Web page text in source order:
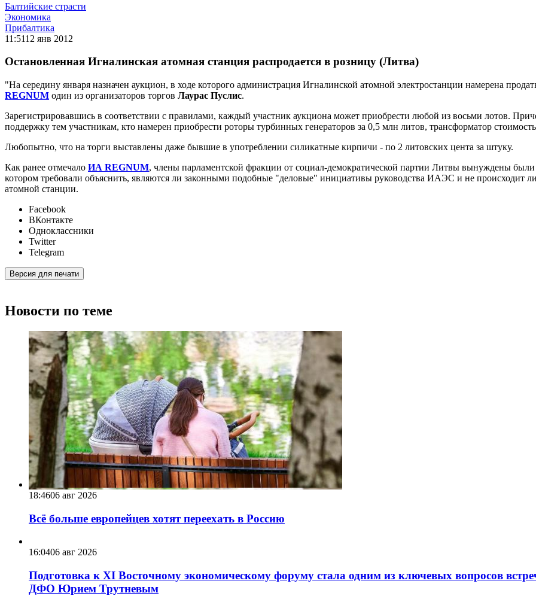
Балтийские страсти
Экономика
Прибалтика
11:5112 янв 2012
Остановленная Игналинская атомная станция распродается в розницу (Литва)
"На середину января назначен аукцион, в ходе которого администрация Игналинской атомной электростанции намерена
REGNUM один из организаторов торгов Лаурас Пуслис.
Зарегистрировавшись в соответствии с правилами, каждый участник аукциона может приобрести любой из восьми лотов.
поддержку тем участникам, кто намерен приобрести роторы турбинных генераторов за 0,5 млн литов, трансформатор
Любопытно, что на торги выставлены даже бывшие в употреблении силикатные кирпичи - по 2 литовских цента за штуку.
Как ранее отмечало ИА REGNUM, члены парламентской фракции от социал-демократической партии Литвы вынуждены
котором требовали объяснить, являются ли законными подобные "деловые" инициативы руководства ИАЭС и не происходит
атомной станции.
Facebook
ВКонтакте
Одноклассники
Twitter
Telegram
Версия для печати
Новости по теме
18:4606 авг 2026
Всё больше европейцев хотят переехать в Россию
16:0406 авг 2026
Подготовка к XI Восточному экономическому форуму стала одним из ключевых вопросов
ДФО Юрием Трутневым